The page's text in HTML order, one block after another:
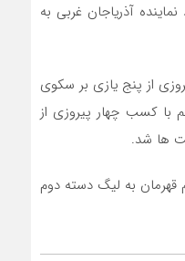
آذریاجان غربی به
غربی با کسب 5 پیروزی از پنج یازی بر سکوی
با کسب چهار پیروزی از
ها شد.
قهرمان به لیگ دسته دوم